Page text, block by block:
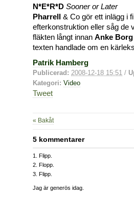
N*E*R*D Sooner or Later
Pharrell
& Co gör ett inlägg i
efterkonstruktion eller såg de
fläkten långt innan Anke Borg
texten handlade om en
Patrik Hamberg
Publicerad: 2008-12-18 15:51 /
Kategori: Video
Tweet
« Bakåt
5 kommentarer
1. Flipp.
2. Flopp.
3. Flipp.
Jag är generös idag.